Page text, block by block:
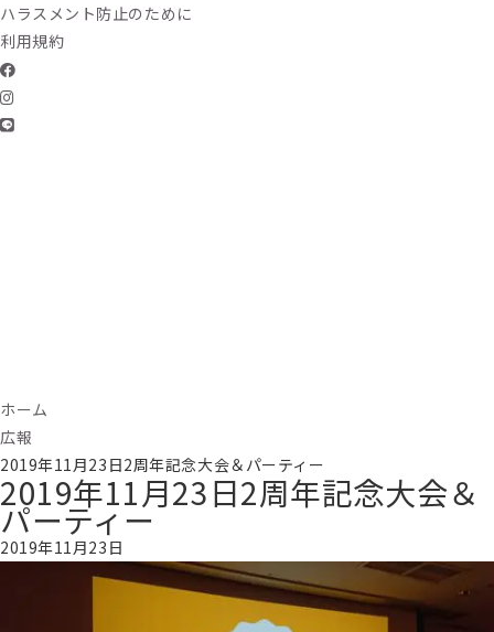
ハラスメント防止のために
利用規約
ホーム
広報
2019年11月23日2周年記念大会＆パーティー
2019年11月23日2周年記念大会＆
パーティー
2019年11月23日